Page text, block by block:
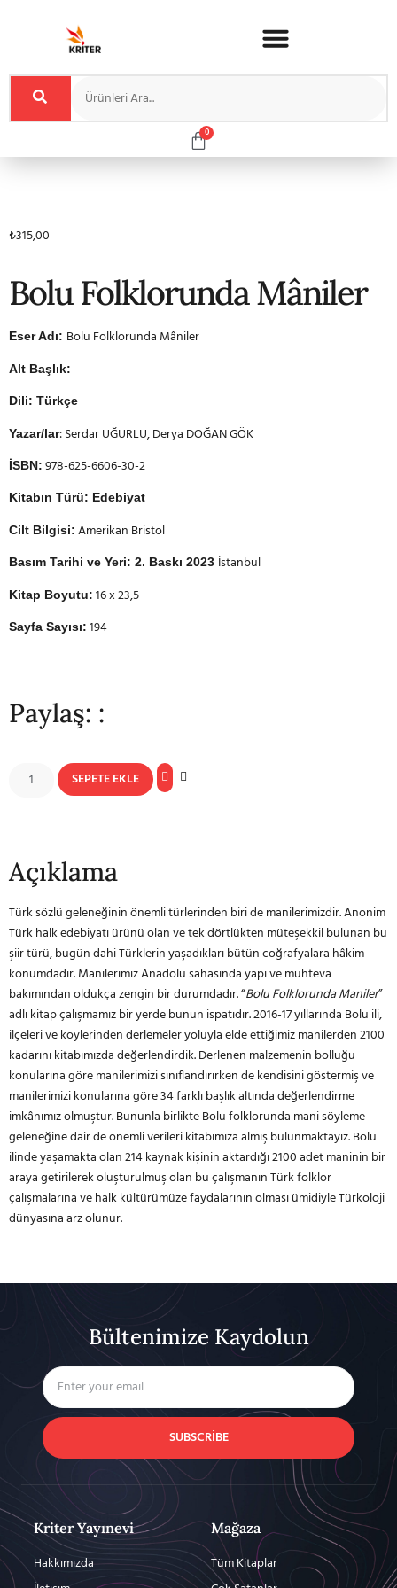
0
₺315,00
Bolu Folklorunda Mâniler
Eser Adı: Bolu Folklorunda Mâniler
Alt Başlık:
Dili: Türkçe
Yazar/lar: Serdar UĞURLU, Derya DOĞAN GÖK
İSBN: 978-625-6606-30-2
Kitabın Türü: Edebiyat
Cilt Bilgisi: Amerikan Bristol
Basım Tarihi ve Yeri: 2. Baskı 2023 İstanbul
Kitap Boyutu: 16 x 23,5
Sayfa Sayısı: 194
Paylaş: :
SEPETE EKLE
Açıklama
Türk sözlü geleneğinin önemli türlerinden biri de manilerimizdir. Anonim
Türk halk edebiyatı ürünü olan ve tek dörtlükten müteşekkil bulunan bu
şiir türü, bugün dahi Türklerin yaşadıkları bütün coğrafyalara hâkim
konumdadır. Manilerimiz Anadolu sahasında yapı ve muhteva
bakımından oldukça zengin bir durumdadır. “Bolu Folklorunda Maniler”
adlı kitap çalışmamız bir yerde bunun ispatıdır. 2016-17 yıllarında Bolu ili,
ilçeleri ve köylerinden derlemeler yoluyla elde ettiğimiz manilerden 2100
kadarını kitabımızda değerlendirdik. Derlenen malzemenin bolluğu
konularına göre manilerimizi sınıflandırırken de kendisini göstermiş ve
manilerimizi konularına göre 34 farklı başlık altında değerlendirme
imkânımız olmuştur. Bununla birlikte Bolu folklorunda mani söyleme
geleneğine dair de önemli verileri kitabımıza almış bulunmaktayız. Bolu
ilinde yaşamakta olan 214 kaynak kişinin aktardığı 2100 adet maninin bir
araya getirilerek oluşturulmuş olan bu çalışmanın Türk folklor
çalışmalarına ve halk kültürümüze faydalarının olması ümidiyle Türkoloji
dünyasına arz olunur.
Bültenimize Kaydolun
SUBSCRIBE
Kriter Yayınevi
Hakkımızda
Mağaza
Tüm Kitaplar